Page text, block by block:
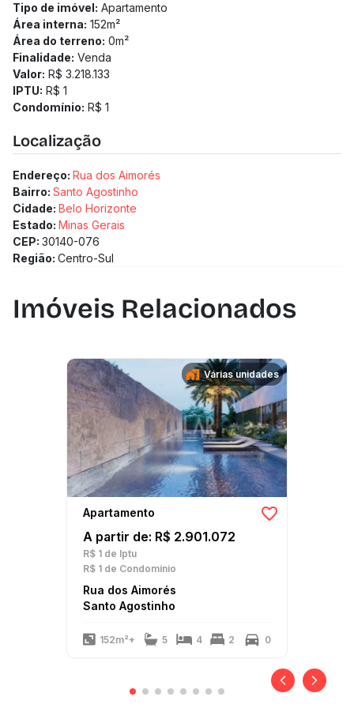
Tipo de imóvel: Apartamento
Área interna: 152m²
Área do terreno: 0m²
Finalidade: Venda
Valor: R$ 3.218.133
IPTU: R$ 1
Condomínio: R$ 1
Localização
Endereço: Rua dos Aimorés
Bairro: Santo Agostinho
Cidade: Belo Horizonte
Estado: Minas Gerais
CEP: 30140-076
Região: Centro-Sul
Imóveis Relacionados
Várias unidades
Apartamento
A partir de: R$ 2.901.072
R$ 1 de Iptu
R$ 1 de Condomínio
Rua dos Aimorés
Santo Agostinho
152m²+ 5 4 2 0